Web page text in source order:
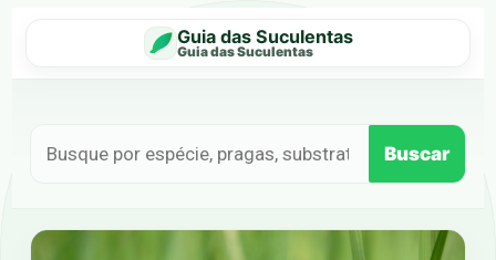
Guia das Suculentas
Guia das Suculentas
Buscar